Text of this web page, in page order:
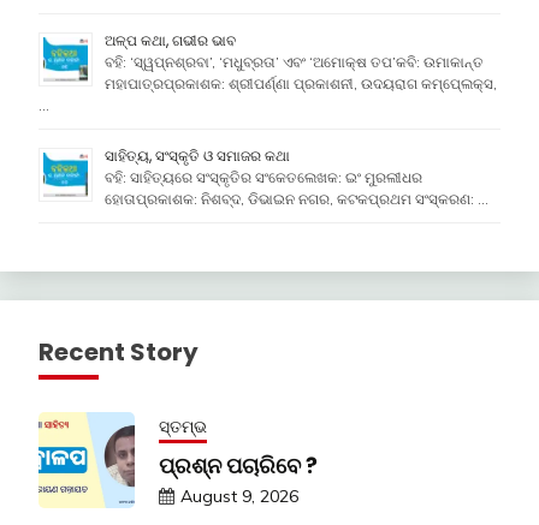
ଅଳ୍ପ କଥା, ଗଭୀର ଭାବ
ବହି: ‘ସ୍ୱପ୍ନଶ୍ରବା’, ‘ମଧୁବ୍ରତା’ ଏବଂ ‘ଅମୋକ୍ଷ ତପ’କବି: ଉମାକାନ୍ତ
ମହାପାତ୍ରପ୍ରକାଶକ: ଶ୍ରୀପର୍ଣ୍ଣା ପ୍ରକାଶନୀ, ଉଦୟରାଗ କମ୍ପେ୍ଲକ୍ସ,
ସାହିତ୍ୟ, ସଂସ୍କୃତି ଓ ସମାଜର କଥା
ବହି: ସାହିତ୍ୟରେ ସଂସ୍କୃତିର ସଂକେତଲେଖକ: ଇଂ ମୁରଲୀଧର
ହୋତାପ୍ରକାଶକ: ନିଶବ୍ଦ, ଡିଭାଇନ ନଗର, କଟକପ୍ରଥମ ସଂସ୍କରଣ: …
Recent Story
ସ୍ତମ୍ଭ
ପ୍ରଶ୍ନ ପଚାରିବେ ?
August 9, 2026